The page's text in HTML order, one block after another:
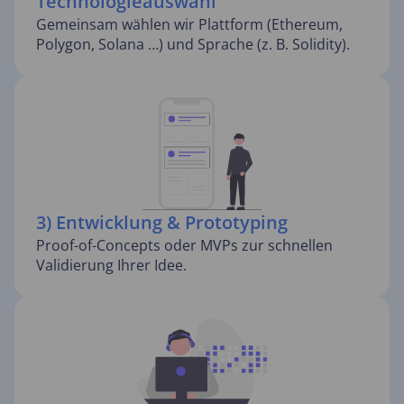
Gemeinsam wählen wir Plattform (Ethereum,
Polygon, Solana …) und Sprache (z. B. Solidity).
3) Entwicklung & Prototyping
Proof-of-Concepts oder MVPs zur schnellen
Validierung Ihrer Idee.